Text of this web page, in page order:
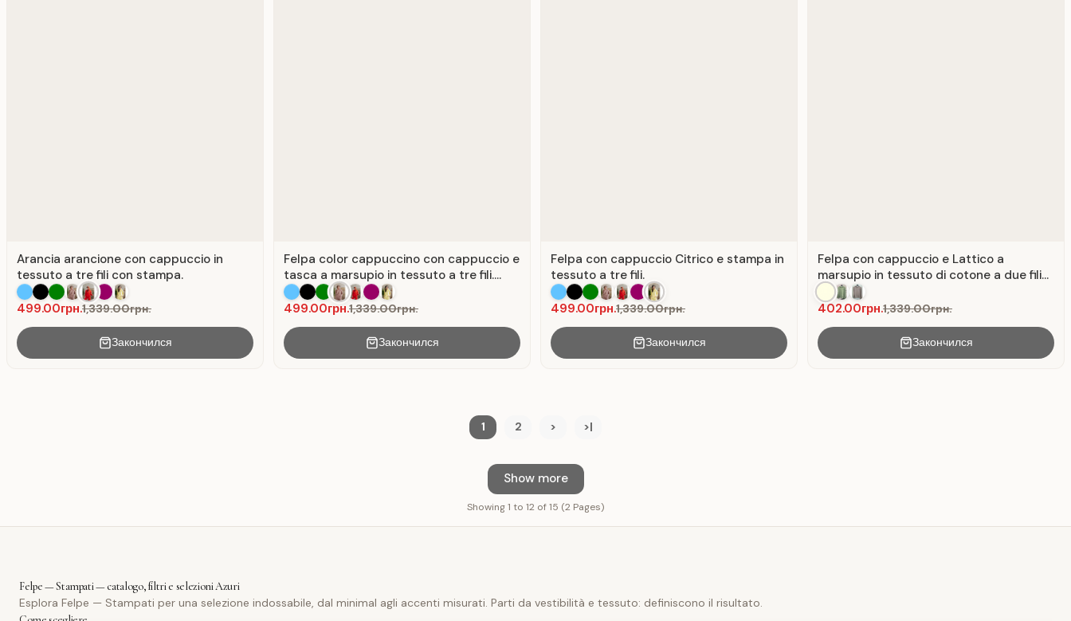
Arancia arancione con cappuccio in
tessuto a tre fili con stampa.
499.00грн.1,339.00грн.
Закончился
Felpa color cappuccino con cappuccio e
tasca a marsupio in tessuto a tre fili.
Cappuccino
499.00грн.1,339.00грн.
Закончился
Felpa con cappuccio Citrico e stampa in
tessuto a tre fili.
499.00грн.1,339.00грн.
Закончился
Felpa con cappuccio e Lattico a
marsupio in tessuto di cotone a due fili
color latte.
402.00грн.1,339.00грн.
Закончился
1 2 > >|
Show more
Showing 1 to 12 of 15 (2 Pages)
Felpe — Stampati — catalogo, filtri e selezioni Azuri
Esplora Felpe — Stampati per una selezione indossabile, dal minimal agli accenti misurati. Parti da vestibilità e tessuto: definiscono il risultato.